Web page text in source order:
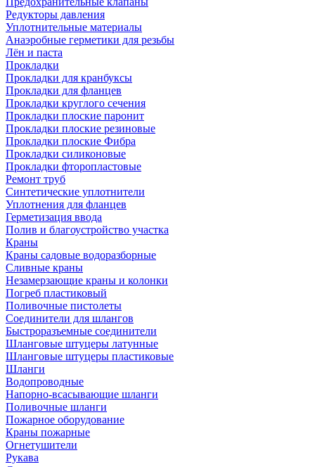
Редукторы давления
Уплотнительные материалы
Анаэробные герметики для резьбы
Лён и паста
Прокладки
Прокладки для кранбуксы
Прокладки для фланцев
Прокладки круглого сечения
Прокладки плоские паронит
Прокладки плоские резиновые
Прокладки плоские Фибра
Прокладки силиконовые
Прокладки фторопластовые
Ремонт труб
Синтетические уплотнители
Уплотнения для фланцев
Герметизация ввода
Полив и благоустройство участка
Краны
Краны садовые водоразборные
Сливные краны
Незамерзающие краны и колонки
Погреб пластиковый
Поливочные пистолеты
Соединители для шлангов
Быстроразъемные соединители
Шланговые штуцеры латунные
Шланговые штуцеры пластиковые
Шланги
Водопроводные
Напорно-всасывающие шланги
Поливочные шланги
Пожарное оборудование
Краны пожарные
Огнетушители
Рукава